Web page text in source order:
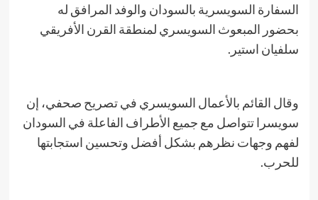
السفارة السويسرية بالسودان والوفد المرافق له
بحضور المبعوث السويسري لمنطقة القرن الأفريقي
سلفيان استير.
وقال القائم بالأعمال السويسري في تصريح صحفي، إن
سويسرا تتواصل مع جميع الأطراف الفاعلة في السودان
لفهم وجهات نظرهم بشكل أفضل وتحسين استجابتها
للحرب.